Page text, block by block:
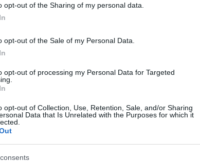
opt-out of the Sharing of my personal data.
opt-out of the Sale of my Personal Data.
opt-out of processing my Personal Data for Targeted
opt-out of Collection, Use, Retention, Sale, and/or Sharing
Data that Is Unrelated with the Purposes for which it
principalmente sul controllo del
poi verso abilità più complesse. Questo
sviluppo motorio infantile e fornirà indicazioni
motorio
già durante la
involontari, pongono le basi per il